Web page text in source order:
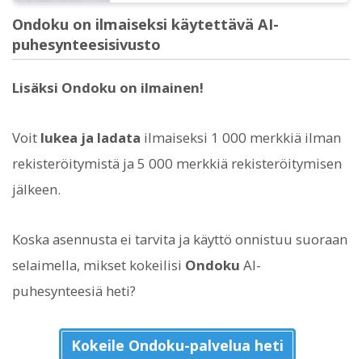
Ondoku on ilmaiseksi käytettävä AI-
puhesynteesisivusto
Lisäksi Ondoku on ilmainen!
Voit lukea ja ladata ilmaiseksi 1 000 merkkiä ilman
rekisteröitymistä ja 5 000 merkkiä rekisteröitymisen
jälkeen.
Koska asennusta ei tarvita ja käyttö onnistuu suoraan
selaimella, mikset kokeilisi Ondoku AI-
puhesynteesiä heti?
Kokeile Ondoku-palvelua heti